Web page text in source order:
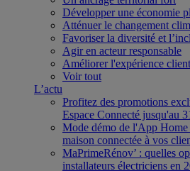
Développer une économie
Atténuer le changement
Favoriser la diversité et
Agir en acteur responsable
Améliorer l'expérience client
Voir tout
L’actu
Profitez des promotions
Espace Connecté jusqu'au
Mode démo de l'App
maison connectée à vos
MaPrimeRénov’ : quelles
installateurs électriciens en